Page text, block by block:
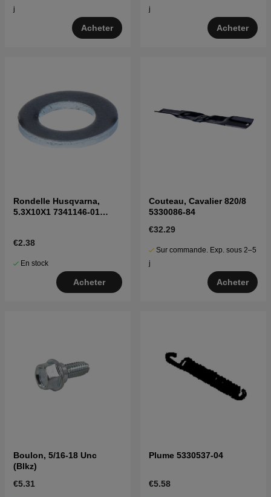
j
Acheter
j
Acheter
Rondelle Husqvarna,
5.3X10X1 7341146-01
€2.38
En stock
Acheter
Couteau, Cavalier 820/8
5330086-84
€32.29
Sur commande. Exp. sous 2–5
j
Acheter
Boulon, 5/16-18 Unc
(Blkz)
€5.31
Plume 5330537-04
€5.58